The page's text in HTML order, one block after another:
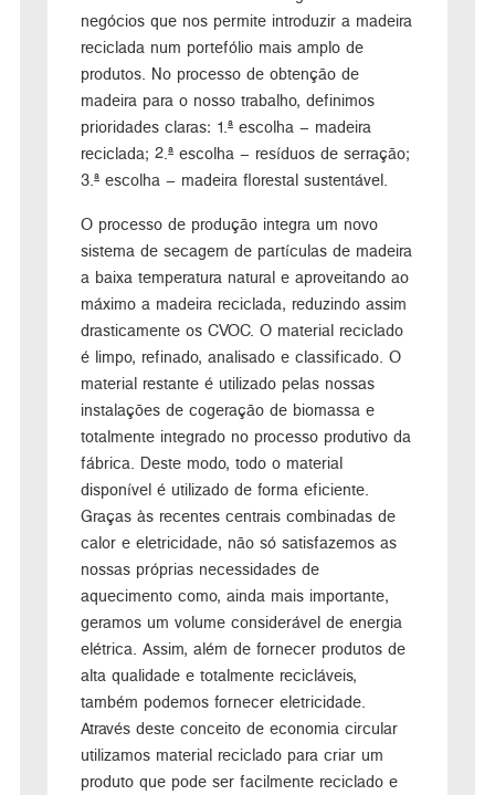
negócios que nos permite introduzir a madeira
reciclada num portefólio mais amplo de
produtos. No processo de obtenção de
madeira para o nosso trabalho, definimos
prioridades claras: 1.ª escolha – madeira
reciclada; 2.ª escolha – resíduos de serração;
3.ª escolha – madeira florestal sustentável.
O processo de produção integra um novo
sistema de secagem de partículas de madeira
a baixa temperatura natural e aproveitando ao
máximo a madeira reciclada, reduzindo assim
drasticamente os CVOC. O material reciclado
é limpo, refinado, analisado e classificado. O
material restante é utilizado pelas nossas
instalações de cogeração de biomassa e
totalmente integrado no processo produtivo da
fábrica. Deste modo, todo o material
disponível é utilizado de forma eficiente.
Graças às recentes centrais combinadas de
calor e eletricidade, não só satisfazemos as
nossas próprias necessidades de
aquecimento como, ainda mais importante,
geramos um volume considerável de energia
elétrica. Assim, além de fornecer produtos de
alta qualidade e totalmente recicláveis,
também podemos fornecer eletricidade.
Através deste conceito de economia circular
utilizamos material reciclado para criar um
produto que pode ser facilmente reciclado e